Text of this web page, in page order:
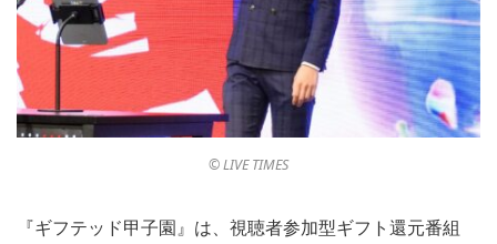
©︎ LIVE TIMES
『ギフテッド甲子園』は、視聴者参加型ギフト還元番組